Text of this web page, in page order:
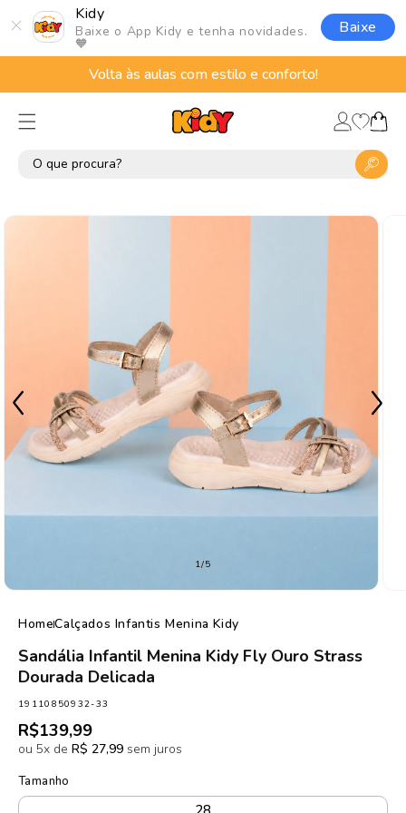
Kidy
Baixe o App Kidy e tenha novidades.
🧡
Baixe
para o
conteúdo
Volta às aulas com estilo e conforto!
Fazer
login
Lista
deCarrinho
1/de
5
HomeCalçados Infantis Menina Kidy
Sandália Infantil Menina Kidy Fly Ouro Strass
Dourada Delicada
SKU:
19110850932-33
Preço
normal
R$139,99
ou 5x de R$ 27,99 sem juros
Tamanho